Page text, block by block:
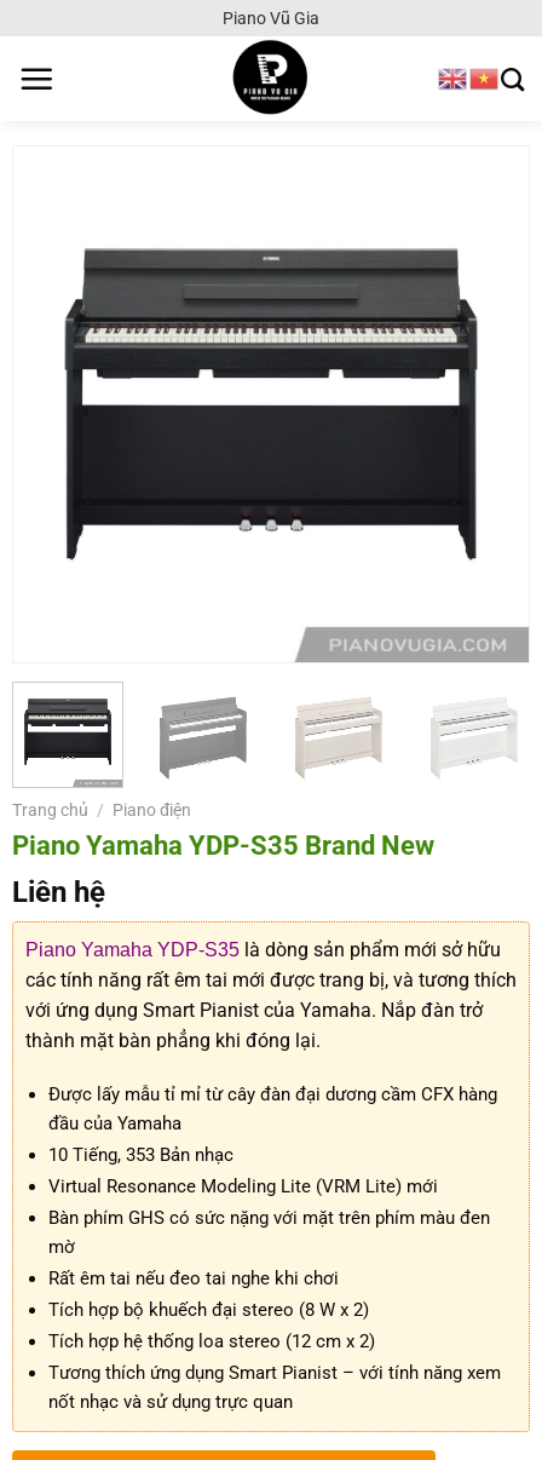
nội
Piano Vũ Gia
Trang chủ / Piano điện
Piano Yamaha YDP-S35 Brand New
Liên hệ
Piano Yamaha YDP-S35là dòng sản phẩm mới sở hữu
các tính năng rất êm tai mới được trang bị, và tương thích
với ứng dụng Smart Pianist của Yamaha. Nắp đàn trở
thành mặt bàn phẳng khi đóng lại.
Được lấy mẫu tỉ mỉ từ cây đàn đại dương cầm CFX hàng
đầu của Yamaha
10 Tiếng, 353 Bản nhạc
Virtual Resonance Modeling Lite (VRM Lite) mới
Bàn phím GHS có sức nặng với mặt trên phím màu đen
mờ
Rất êm tai nếu đeo tai nghe khi chơi
Tích hợp bộ khuếch đại stereo (8 W x 2)
Tích hợp hệ thống loa stereo (12 cm x 2)
Tương thích ứng dụng Smart Pianist – với tính năng xem
nốt nhạc và sử dụng trực quan